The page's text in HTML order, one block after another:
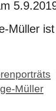
Müller
Müller